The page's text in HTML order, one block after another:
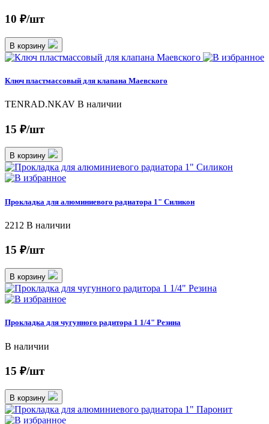
10 ₽/шт
В корзину
Ключ пластмассовый для клапана Маевского
TENRAD.NKAV В наличии
15 ₽/шт
В корзину
Прокладка для алюминиевого радиатора 1" Силикон
2212 В наличии
15 ₽/шт
В корзину
Прокладка для чугунного радитора 1 1/4" Резина
В наличии
15 ₽/шт
В корзину